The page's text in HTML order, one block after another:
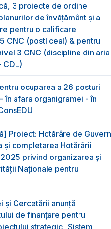
3 proiecte de ordine
de învățământ și a
pentru o calificare
CNC (postliceal) & pentru
3 CNC (discipline din aria
CDL)
ocuparea a 26 posturi
în afara organigramei - în
Proiect: Hotărâre de Guvern
și completarea Hotărârii
privind organizarea şi
Naţionale pentru
și Cercetării anunță
de finanțare pentru
strategic „Sistem